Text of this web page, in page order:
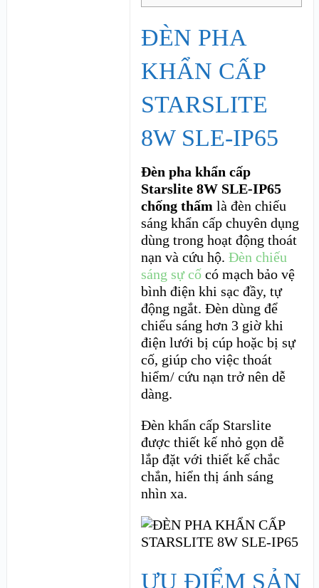
ĐÈN PHA
KHẨN CẤP
STARSLITE
8W SLE-IP65
Đèn pha khẩn cấp
Starslite 8W SLE-IP65
chống thấm là đèn chiếu
sáng khẩn cấp chuyên dụng
dùng trong hoạt động thoát
nạn và cứu hộ.Đèn chiếu
sáng sự cố có mạch bảo vệ
bình điện khi sạc đầy, tự
động ngắt. Đèn dùng để
chiếu sáng hơn 3 giờ khi
điện lưới bị cúp hoặc bị sự
cố, giúp cho việc thoát
hiểm/ cứu nạn trở nên dễ
dàng.
Đèn khẩn cấp Starslite
được thiết kế nhỏ gọn dễ
lắp đặt với thiết kế chắc
chắn, hiển thị ánh sáng
nhìn xa.
ƯU ĐIỂM SẢN